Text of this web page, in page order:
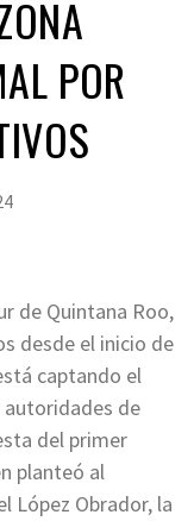
POR
de Quintana Roo,
desde el inicio de
captando el
autoridades de
del primer
planteó al
López Obrador, la